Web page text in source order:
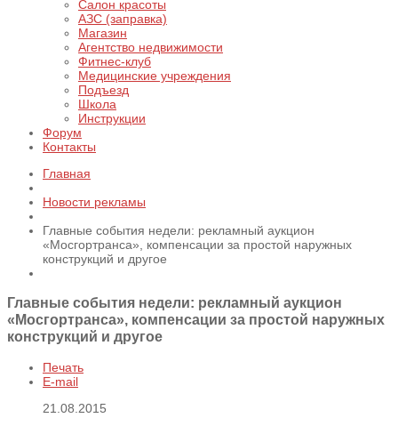
Салон красоты
АЗС (заправка)
Магазин
Агентство недвижимости
Фитнес-клуб
Медицинские учреждения
Подъезд
Школа
Инструкции
Форум
Контакты
Главная
Новости рекламы
Главные события недели: рекламный аукцион
«Мосгортранса», компенсации за простой наружных
конструкций и другое
Главные события недели: рекламный аукцион
«Мосгортранса», компенсации за простой наружных
конструкций и другое
Печать
E-mail
21.08.2015